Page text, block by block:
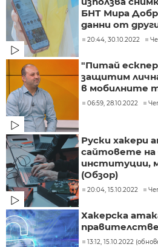
БНТ Мира
данни от
20:44, 30.10.2022
"Питай
защитим
в мобилните
06:59, 28.10.2022
Руски хакери
сайтовете на
институции,
(Обзор)
20:04, 15.10.2022
Хакерска
13:12, 15.10.2022